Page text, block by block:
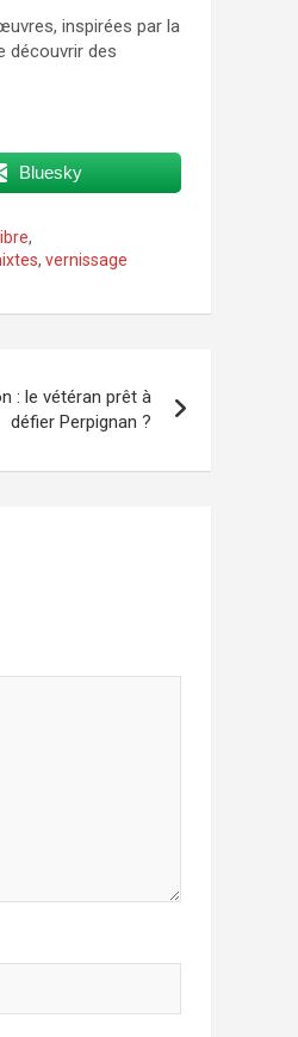
inspirées par la
découvrir des
Bluesky
,
, vernissage
: le vétéran prêt à
défier Perpignan ?